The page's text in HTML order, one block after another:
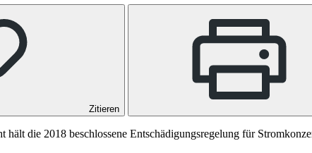
Zitieren
hält die 2018 beschlossene Entschädigungsregelung für